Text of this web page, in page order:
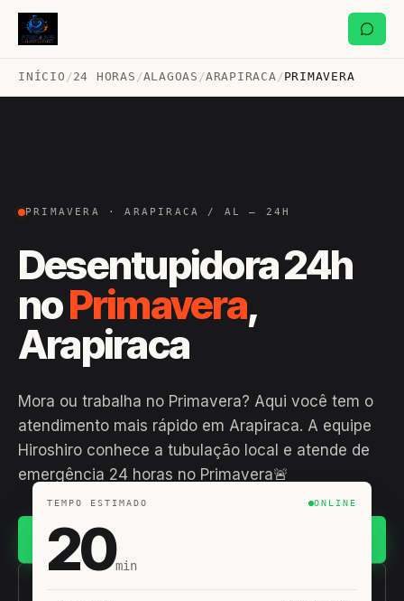
INÍCIO /24 HORAS /ALAGOAS /ARAPIRACA /PRIMAVERA
PRIMAVERA · ARAPIRACA / AL — 24H
Desentupidora 24h
noPrimavera,
Arapiraca
Mora ou trabalha no Primavera? Aqui você tem o
atendimento mais rápido em Arapiraca. A equipe
Hiroshiro conhece a tubulação local e atende de
emergência 24 horas no Primavera🚨
(11) 93407-8838
TEMPO ESTIMADO ONLINE
20min